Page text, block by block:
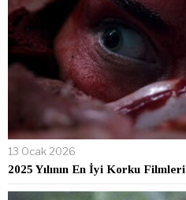
13 Ocak 2026
2025 Yılının En İyi Korku Filmleri